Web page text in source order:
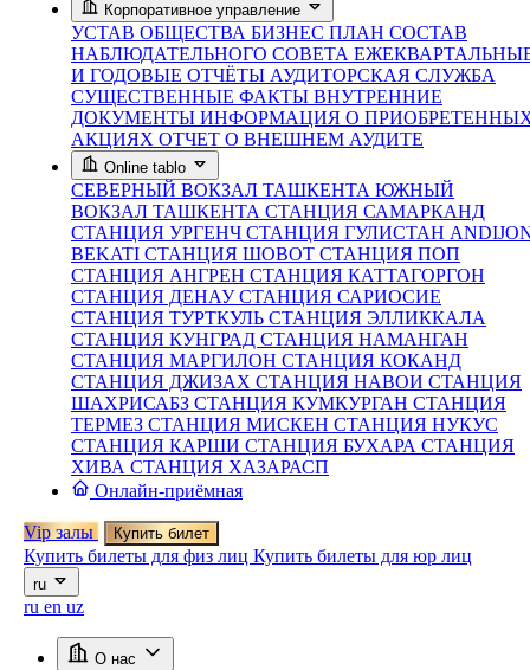
Корпоративное управление
УСТАВ ОБЩЕСТВА БИЗНЕС ПЛАН СОСТАВ
НАБЛЮДАТЕЛЬНОГО СОВЕТА
И ГОДОВЫЕ ОТЧЁТЫ АУДИТОРСКАЯ СЛУЖБА
СУЩЕСТВЕННЫЕ ФАКТЫ ВНУТРЕННИЕ
ДОКУМЕНТЫ ИНФОРМАЦИЯ О
АКЦИЯХ ОТЧЕТ О ВНЕШНЕМ АУДИТЕ
Online tablo
СЕВЕРНЫЙ ВОКЗАЛ ТАШКЕНТА ЮЖНЫЙ
ВОКЗАЛ ТАШКЕНТА СТАНЦИЯ САМАРКАНД
СТАНЦИЯ УРГЕНЧ СТАНЦИЯ ГУЛИСТАН
BEKATI СТАНЦИЯ ШОВОТ СТАНЦИЯ ПОП
СТАНЦИЯ АНГРЕН СТАНЦИЯ КАТТАГОРГОН
СТАНЦИЯ ДЕНАУСТАНЦИЯ САРИОСИЕ
СТАНЦИЯ ТУРТКУЛЬ СТАНЦИЯ ЭЛЛИККАЛА
СТАНЦИЯ КУНГРАД СТАНЦИЯ НАМАНГАН
СТАНЦИЯ МАРГИЛОН СТАНЦИЯ КОКАНД
СТАНЦИЯ ДЖИЗАХ СТАНЦИЯ НАВОИ СТАНЦИЯ
ШАХРИСАБЗ СТАНЦИЯ КУМКУРГАН СТАНЦИЯ
ТЕРМЕЗ СТАНЦИЯ МИСКЕН СТАНЦИЯ НУКУС
СТАНЦИЯ КАРШИ СТАНЦИЯ БУХАРА СТАНЦИЯ
ХИВА СТАНЦИЯ ХАЗАРАСП
Онлайн-приёмная
Vip залы Купить билет
Купить билеты для физ лиц Купить билеты для юр лиц
ru
ru en uz
О нас